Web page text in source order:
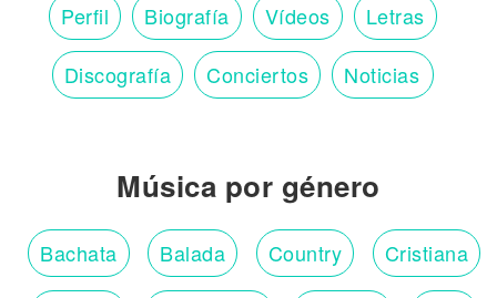
Perfil Biografía Vídeos Letras
Discografía Conciertos Noticias
Música por género
Bachata Balada Country Cristiana